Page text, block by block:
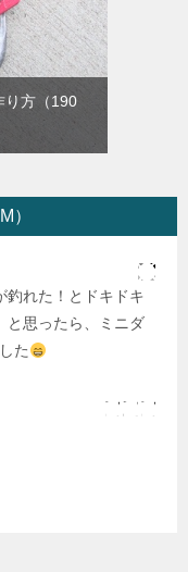
り方 （190
）
釣れた！とドキドキ
と思ったら、ミニダ
た